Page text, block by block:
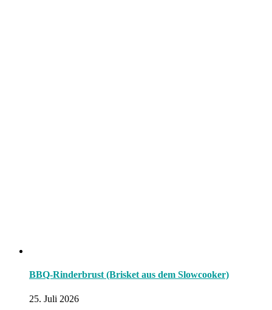
BBQ-Rinderbrust (Brisket aus dem Slowcooker)
25. Juli 2026